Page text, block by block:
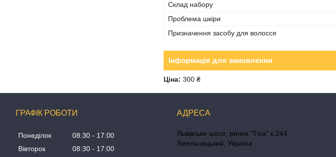
Склад набору
Проблема шкіри
Призначення засобу для волосся
Інформація для замовлення
Ціна: 300 ₴
ГРАФІК РОБОТИ
Понеділок 08:30
17:00
Вівторок
08:30 17:00
Львівське шосе, ринок "Тіса" к.244,
Хмельницький, Україна